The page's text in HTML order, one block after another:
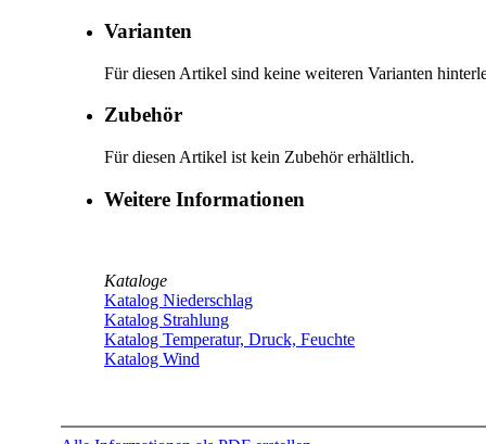
Varianten
Für diesen Artikel sind keine weiteren Varianten
Zubehör
Für diesen Artikel ist kein Zubehör erhältlich.
Weitere Informationen
Kataloge
Katalog Niederschlag
Katalog Strahlung
Katalog Temperatur, Druck, Feuchte
Katalog Wind